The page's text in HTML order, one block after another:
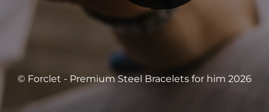
© Forclet - Premium Steel Bracelets for him 2026